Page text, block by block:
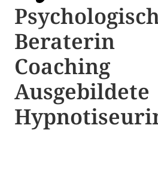
Beraterin
Coaching
Ausgebildete​ ​